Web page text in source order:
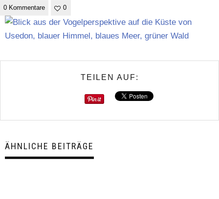
0 Kommentare 0
TEILEN AUF:
ÄHNLICHE BEITRÄGE